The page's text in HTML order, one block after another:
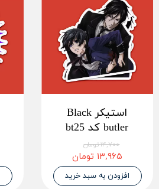
استیکر Black
butler کد bt25
۱۴,۷۰۰ تومان
۱۳,۹۶۵ تومان
افزودن به سبد خرید